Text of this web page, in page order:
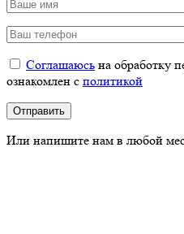
Соглашаюсь на обработку
ознакомлен с политикой
Или напишите нам в любой